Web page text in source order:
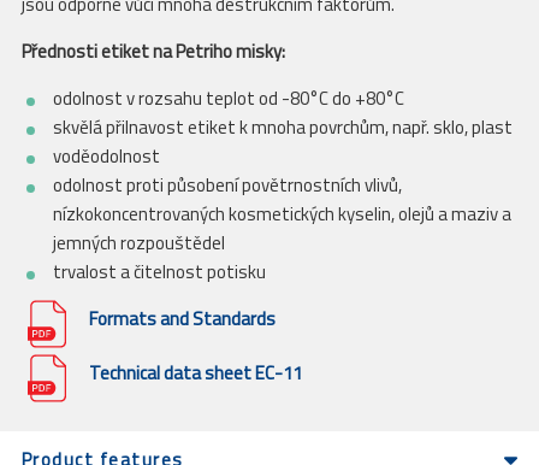
jsou odporné vůči mnoha destrukčním faktorům.
Přednosti etiket na Petriho misky:
odolnost v rozsahu teplot od -80°C do +80°C
skvělá přilnavost etiket k mnoha povrchům, např. sklo, plast
voděodolnost
odolnost proti působení povětrnostních vlivů,
nízkokoncentrovaných kosmetických kyselin, olejů a maziv a
jemných rozpouštědel
trvalost a čitelnost potisku
Formats and Standards
Technical data sheet EC-11